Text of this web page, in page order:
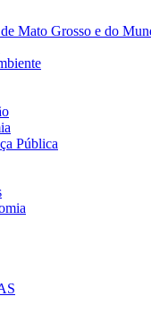
Mato Grosso e do
Pública